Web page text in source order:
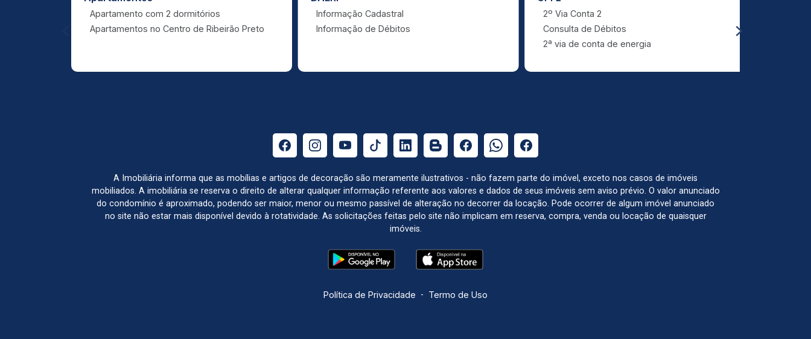
Apartamento com 2 dormitórios
Apartamentos no Centro de Ribeirão Preto
Informação Cadastral
Informação de Débitos
2º Via Conta 2
Consulta de Débitos
2ª via de conta de energia
A Imobiliária informa que as mobílias e artigos de decoração são meramente ilustrativos - não fazem parte do imóvel, exceto nos casos de imóveis
mobiliados. A imobiliária se reserva o direito de alterar qualquer informação referente aos valores e dados de seus imóveis sem aviso prévio. O valor anunciado
do condomínio é aproximado, podendo ser maior, menor ou mesmo passível de alteração no decorrer da locação. Pode ocorrer de algum imóvel anunciado
no site não estar mais disponível devido à rotatividade. As solicitações feitas pelo site não implicam em reserva, compra, venda ou locação de quaisquer
imóveis.
Política de Privacidade - Termo de Uso